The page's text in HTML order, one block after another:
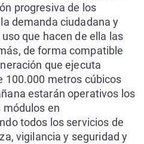
progresiva de los
demanda ciudadana y
que hacen de ella las
de forma compatible
que ejecuta
100.000 metros cúbicos
estarán operativos los
módulos en
todos los servicios de
vigilancia y seguridad y